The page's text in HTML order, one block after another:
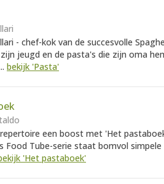
- chef-kok van de succesvolle
jeugd en de pasta's die zijn oma
bekijk 'Pasta'
een boost met 'Het
Food Tube-serie staat bomvol
'Het pastaboek'